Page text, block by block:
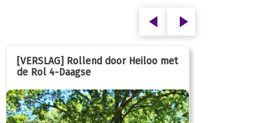
[VERSLAG] Rollend door Heiloo met
de Rol 4-Daagse